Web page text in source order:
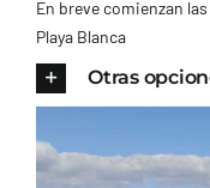
AYUNTAMIENTO
En breve comienzan
Playa Blanca
Otras